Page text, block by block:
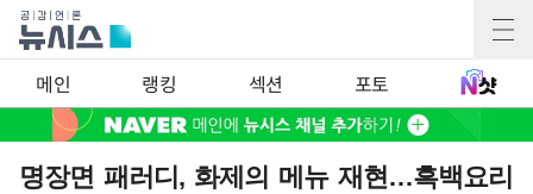
메인 랭킹 섹션 포토
명장면 패러디, 화제의 메뉴 재현…흑백요리